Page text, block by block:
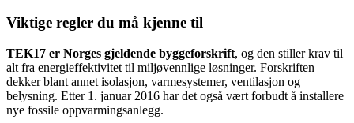
Viktige regler du må kjenne til
TEK17 er Norges gjeldende byggeforskrift, og den stiller krav til
alt fra energieffektivitet til miljøvennlige løsninger. Forskriften
dekker blant annet isolasjon, varmesystemer, ventilasjon og
belysning. Etter 1. januar 2016 har det også vært forbudt å installere
nye fossile oppvarmingsanlegg.